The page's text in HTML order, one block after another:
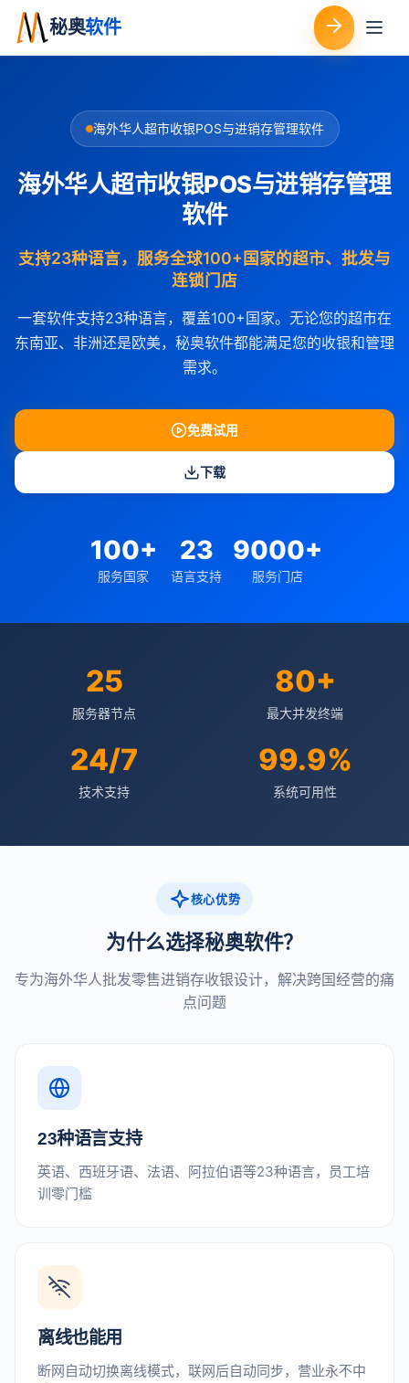
秘奥软件
海外华人超市收银POS与进销存管理软件
海外华人超市收银POS与进销存管理
软件
支持23种语言，服务全球100+国家的超市、批发与
连锁门店
一套软件支持23种语言，覆盖100+国家。无论您的超市在
东南亚、非洲还是欧美，秘奥软件都能满足您的收银和管理
需求。
免费试用
下载
100+
服务国家
23
语言支持
9000+
服务门店
25
服务器节点
80+
最大并发终端
24/7
技术支持
99.9%
系统可用性
核心优势
为什么选择秘奥软件？
专为海外华人批发零售进销存收银设计，解决跨国经营的痛
点问题
23种语言支持
英语、西班牙语、法语、阿拉伯语等23种语言，员工培
训零门槛
离线也能用
断网自动切换离线模式，联网后自动同步，营业永不中